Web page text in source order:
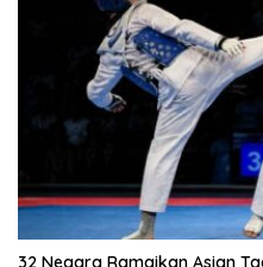
32 Negara Ramaikan Asian